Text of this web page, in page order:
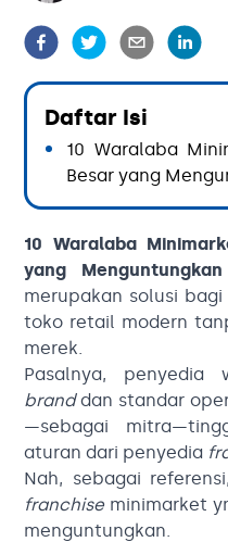
Daftar Isi
10 Waralaba
Besar yang
10 Waralaba
yang Menguntungkan
merupakan solusi
toko retail modern
merek.
Pasalnya, penyedia
branddan standar
—sebagai
aturan dari penyedia
Nah, sebagai
franchiseminimarket
menguntungkan.